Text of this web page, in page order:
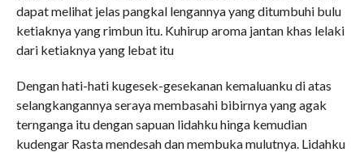
dapat melihat jelas pangkal lengannya yang ditumbuhi bulu
ketiaknya yang rimbun itu. Kuhirup aroma jantan khas lelaki
dari ketiaknya yang lebat itu
Dengan hati-hati kugesek-gesekanan kemaluanku di atas
selangkangannya seraya membasahi bibirnya yang agak
ternganga itu dengan sapuan lidahku hinga kemudian
kudengar Rasta mendesah dan membuka mulutnya. Lidahku